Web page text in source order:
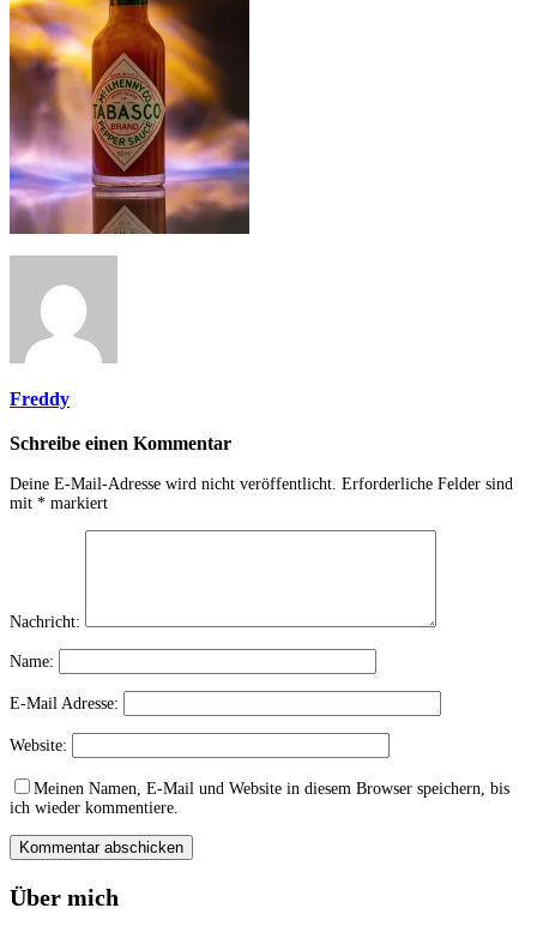
Freddy
Schreibe einen Kommentar
Deine E-Mail-Adresse wird nicht veröffentlicht. Erforderliche Felder sind
mit * markiert
Nachricht:
Name:
E-Mail Adresse:
Website:
Meinen Namen, E-Mail und Website in diesem Browser speichern, bis
ich wieder kommentiere.
Über mich